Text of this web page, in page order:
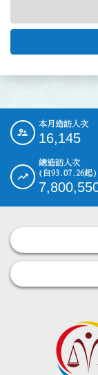
::: 本月造訪人次
16,145
總造訪人次
(自93.07.26起)